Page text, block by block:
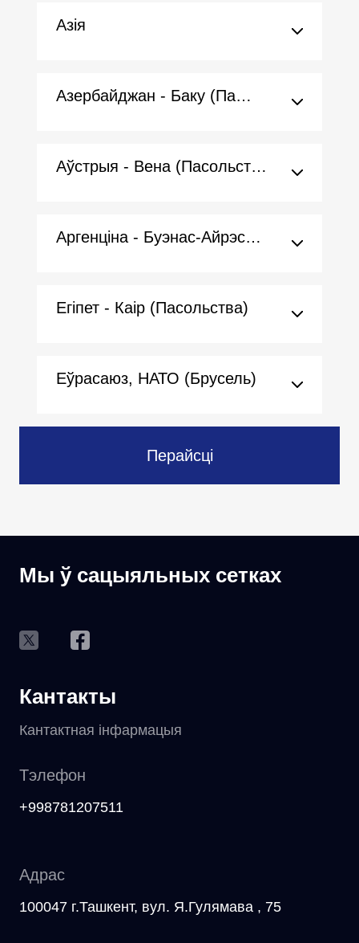
Азія
Азербайджан - Баку (Пасольства)
Аўстрыя - Вена (Пасольства)
Аргенціна - Буэнас-Айрэс (Пасольства)
Егіпет - Каір (Пасольства)
Еўрасаюз, НАТО (Брусель)
Перайсці
Мы ў сацыяльных сетках
Кантакты
Кантактная інфармацыя
Тэлефон
+998781207511
Адрас
100047 г.Ташкент, вул. Я.Гулямава , 75